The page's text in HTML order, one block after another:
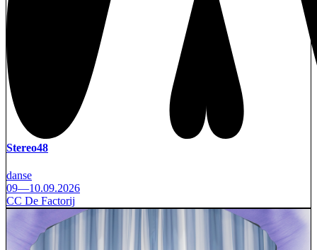
Stereo48
danse
09—10.09.2026
CC De Factorij